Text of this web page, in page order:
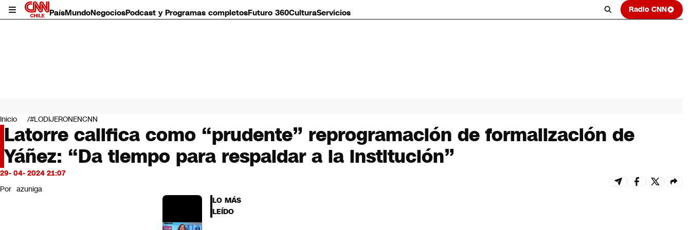
PaísMundoNegociosPodcast y Programas completosFuturo 360CulturaServicios Radio CNN
Mundo
Negocios
Deportes
Programas completos
Cultura
Servicios
CNN Data
Inicio #LODIJERONENCNN
Latorre califica como “prudente” reprogramación de formalización de
Yáñez: “Da tiempo para respaldar a la institución”
29- 04- 2024 21:07
Por azuniga
LO MÁS
LEÍDO